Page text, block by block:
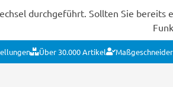
durchgeführt. Sollten Sie bereits
Über 30.000 Artikel